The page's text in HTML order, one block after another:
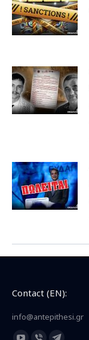
Contact (EN):
info@antepithesi.gr
Find us on: